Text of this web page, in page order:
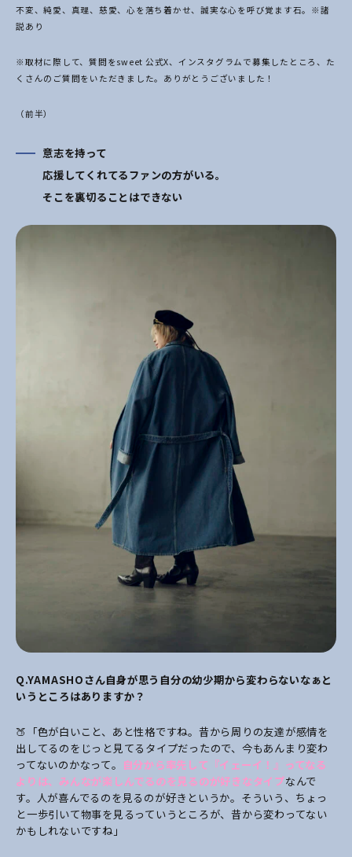
不変、純愛、真理、慈愛、心を落ち着かせ、誠実な心を呼び覚ます石。※諸
説あり
※取材に際して、質問をsweet 公式X、インスタグラムで募集したところ、た
くさんのご質問をいただきました。ありがとうございました！
（前半）
意志を持って
応援してくれてるファンの方がいる。
そこを裏切ることはできない
Q.YAMASHO さん自身が思う自分の幼少期から変わらないなぁと
いうところはありますか？
🍑「色が白いこと、あと性格ですね。昔から周りの友達が感情を
出してるのをじっと見てるタイプだったので、今もあんまり変わ
ってないのかなって。 自分から率先して『イェーイ！』ってなる
よりは、みんなが楽しんでるのを見るのが好きなタイプなんで
す。人が喜んでるのを見るのが好きというか。そういう、ちょっ
と一歩引いて物事を見るっていうところが、昔から変わってない
かもしれないですね」